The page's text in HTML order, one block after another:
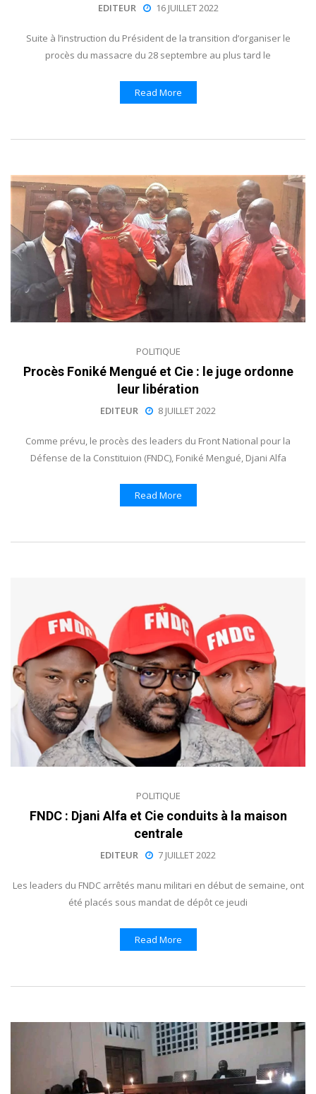
EDITEUR 16 JUILLET 2022
Suite à l’instruction du Président de la transition d’organiser le
procès du massacre du 28 septembre au plus tard le
Read More
POLITIQUE
Procès Foniké Mengué et Cie : le juge ordonne
leur libération
EDITEUR 8 JUILLET 2022
Comme prévu, le procès des leaders du Front National pour la
Défense de la Constituion (FNDC), Foniké Mengué, Djani Alfa
Read More
POLITIQUE
FNDC : Djani Alfa et Cie conduits à la maison
centrale
EDITEUR 7 JUILLET 2022
Les leaders du FNDC arrêtés manu militari en début de semaine, ont
été placés sous mandat de dépôt ce jeudi
Read More